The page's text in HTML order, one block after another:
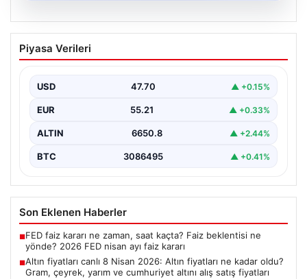
06.08.2026
Altın fiyatları canlı 8 Nisan 2026: Altın
fiyatları ne kadar oldu? Gram, çeyrek,
fiyatları
Piyasa Verileri
USD 47.70 ▲ +0.15%
EUR 55.21 ▲ +0.33%
ALTIN 6650.8 ▲ +2.44%
BTC 3086495 ▲ +0.41%
Son Eklenen Haberler
■FED faiz kararı ne zaman, saat kaçta? Faiz beklentisi ne
yönde? 2026 FED nisan ayı faiz kararı
■Altın fiyatları canlı 8 Nisan 2026: Altın fiyatları ne kadar oldu?
Gram, çeyrek, yarım ve cumhuriyet altını alış satış fiyatları